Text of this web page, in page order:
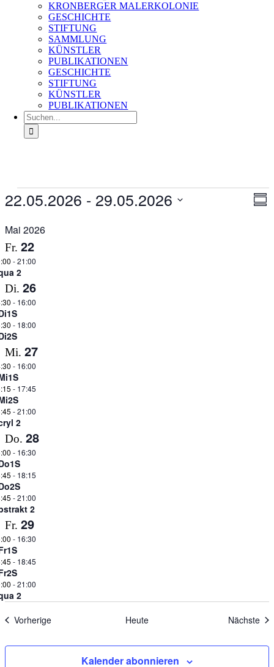
KRONBERGER MALERKOLONIE
GESCHICHTE
STIFTUNG
SAMMLUNG
KÜNSTLER
PUBLIKATIONEN
GESCHICHTE
STIFTUNG
KÜNSTLER
PUBLIKATIONEN
Suche
nach:
Veranstaltungen
22.05.2026 - 29.05.2026
auswählen.
Mai 2026
Fr. 22
-21:00
2
Di. 26
- 16:00
- 18:00
Mi. 27
- 16:00
- 17:45
-21:00
2
Do. 28
- 16:30
- 18:15
-21:00
2
Fr. 29
- 16:30
- 18:45
-21:00
2
VorherigeVeranstaltungen Heute Nächste
Kalender abonnieren